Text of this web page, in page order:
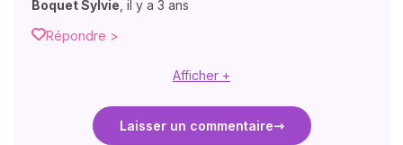
Boquet Sylvie il y a 3 ans
Répondre >
Afficher +
Laisser un commentaire